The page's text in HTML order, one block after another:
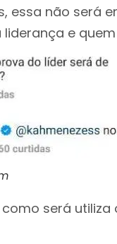
essa não será
e
será